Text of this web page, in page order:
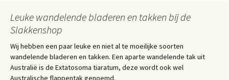
Leuke wandelende bladeren en takken bij de
Slakkenshop
Wij hebben een paar leuke en niet al te moeilijke soorten
wandelende bladeren en takken. Een aparte wandelende tak uit
Australië is de Extatosoma tiaratum, deze wordt ook wel
Australische flappentak genoemd.